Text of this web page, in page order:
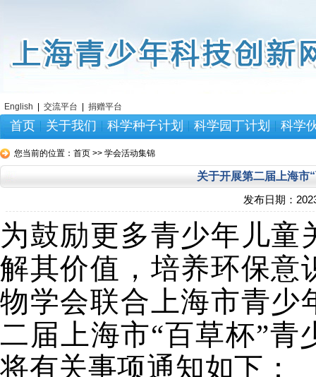
English 交流平台 捐赠平台
首页 关于我们 科学种子计划 科学园丁计划 科学
您当前的位置： 首页 >> 学会活动集锦
关于开展第二届上海市
发布日期：
为鼓励更多青少年儿童
解其价值，培养环保意
物学会联合上海市青少
二届上海市“百草杯”青
将有关事项通知如下：